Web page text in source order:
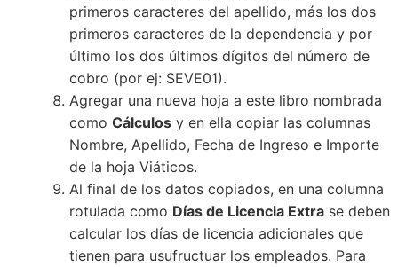
primeros caracteres del apellido, más los dos
primeros caracteres de la dependencia y por
último los dos últimos dígitos del número de
cobro (por ej: SEVE01).
Agregar una nueva hoja a este libro nombrada
como Cálculos y en ella copiar las columnas
Nombre, Apellido, Fecha de Ingreso e Importe
de la hoja Viáticos.
Al final de los datos copiados, en una columna
rotulada como Días de Licencia Extra se deben
calcular los días de licencia adicionales que
tienen para usufructuar los empleados. Para